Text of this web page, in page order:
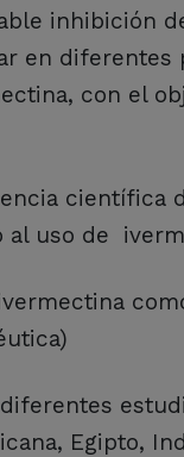
inhibición
en
con el
científica
al uso de
Egipto,